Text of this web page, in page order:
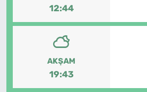
12:44
AKŞAM
19:43